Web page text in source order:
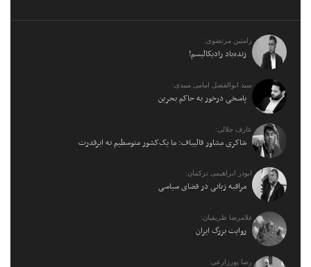
رامتین مرتضوی:
زنده‌باد رادیکالیسم!
سید ابوالفضل امامی میبدی:
پاسخی درخور به حاکم بحرین
عارف جلالی:
شاکری مشاور قالیباف: ما یک‌کشور متوسطیم نه ابرقدرت
ابوذر ابراهیمی ترکمان:
مراقبه زبانی در فضای سیاسی
غلامرضا ظریفیان:
روایت بزرگ ایران
رضا پورزارعی: